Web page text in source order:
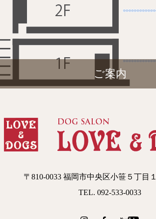
ご案内
〒810-0033 福岡市中央区小笹５丁目
TEL. 092-533-0033